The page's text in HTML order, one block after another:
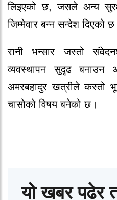
लिइएको छ, जसले अन्य
जिम्मेवार बन्न सन्देश दिएको
रानी भन्सार जस्तो
व्यवस्थापन सुदृढ बनाउन
अमरबहादुर खत्रीले कस्तो
चासोको विषय बनेको छ।
यो खबर पढेर